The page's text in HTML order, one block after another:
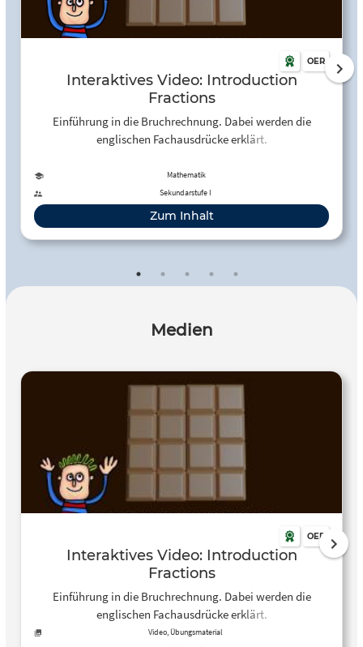
OER
Interaktives Video: Introduction
Fractions
Einführung in die Bruchrechnung. Dabei werden die
englischen Fachausdrücke erklärt.
Mathematik
Sekundarstufe I
Zum Inhalt
Medien
OER
Interaktives Video: Introduction
Fractions
Einführung in die Bruchrechnung. Dabei werden die
englischen Fachausdrücke erklärt.
Video, Übungsmaterial